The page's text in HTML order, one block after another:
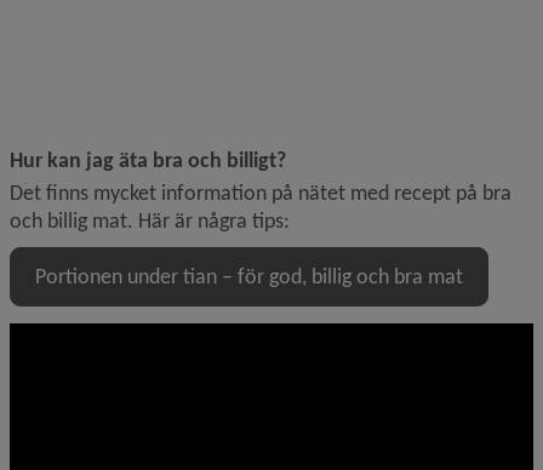
Hur kan jag äta bra och billigt?
Det finns mycket information på nätet med recept på bra
och billig mat. Här är några tips:
Portionen under tian – för god, billig och bra mat